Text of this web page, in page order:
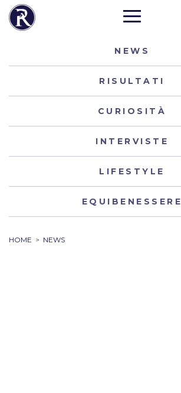
NEWS
RISULTATI
CURIOSITÀ
INTERVISTE
LIFESTYLE
EQUIBENESSERE
HOME > NEWS